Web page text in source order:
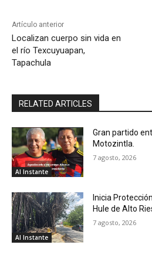
Artículo anterior
Localizan cuerpo sin vida en
el río Texcuyuapan,
Tapachula
RELATED ARTICLES
Al Instante
Gran partido
Motozintla.
7 agosto, 2026
Al Instante
Inicia
Hule de Alto
7 agosto, 2026